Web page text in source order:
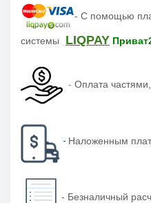
- С помощью
системы LIQPAY
- Оплата
- Наложенным
- Безналичный